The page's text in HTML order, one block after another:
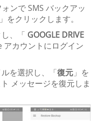
ンで SMS バックアッ
」をクリックします。
、「 GOOGLE DRIVE
アカウントにログイン
を選択し、「復元 」を
メッセージを復元しま